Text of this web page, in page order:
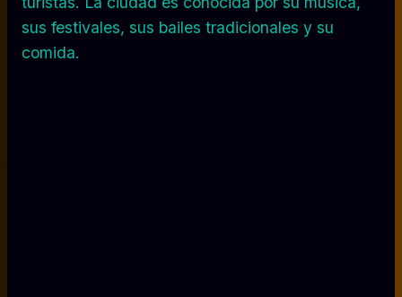
sus festivales, sus bailes tradicionales y su
comida.